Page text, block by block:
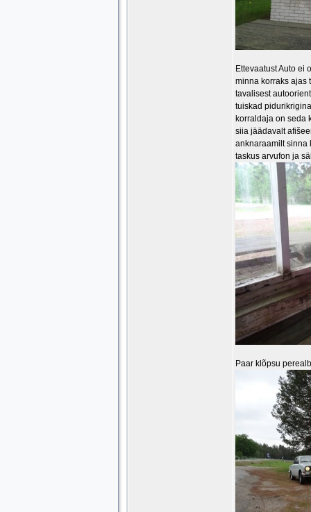
Ettevaatust Auto ei
minna korraks ajas
tavalisest
tuiskad
korraldaja on seda
siia jäädavalt
anknaraamilt sinna
taskus arvufon ja
Paar klõpsu